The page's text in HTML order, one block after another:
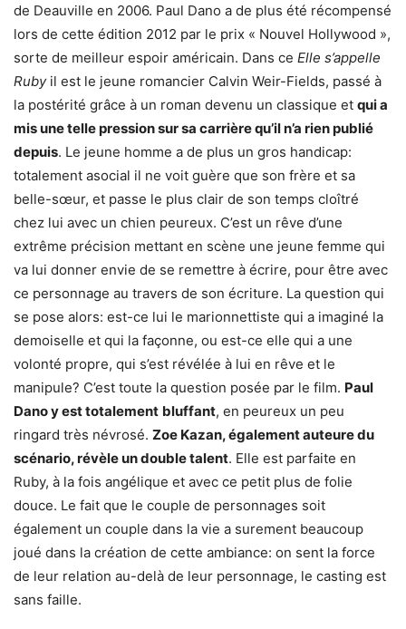
de Deauville en 2006. Paul Dano a de plus été récompensé
lors de cette édition 2012 par le prix « Nouvel Hollywood »,
sorte de meilleur espoir américain. Dans ce Elle s’appelle
Rubyil est le jeune romancier Calvin Weir-Fields, passé à
la postérité grâce à un roman devenu un classique et qui a
mis une telle pression sur sa carrière qu’il n’a rien publié
depuis. Le jeune homme a de plus un gros handicap:
totalement asocial il ne voit guère que son frère et sa
belle-sœur, et passe le plus clair de son temps cloîtré
chez lui avec un chien peureux. C’est un rêve d’une
extrême précision mettant en scène une jeune femme qui
va lui donner envie de se remettre à écrire, pour être avec
ce personnage au travers de son écriture. La question qui
se pose alors: est-ce lui le marionnettiste qui a imaginé la
demoiselle et qui la façonne, ou est-ce elle qui a une
volonté propre, qui s’est révélée à lui en rêve et le
manipule? C’est toute la question posée par le film. Paul
Dano y est totalement bluffant, en peureux un peu
ringard très névrosé. Zoe Kazan, également auteure du
scénario, révèle un double talent. Elle est parfaite en
Ruby, à la fois angélique et avec ce petit plus de folie
douce. Le fait que le couple de personnages soit
également un couple dans la vie a surement beaucoup
joué dans la création de cette ambiance: on sent la force
de leur relation au-delà de leur personnage, le casting est
sans faille.